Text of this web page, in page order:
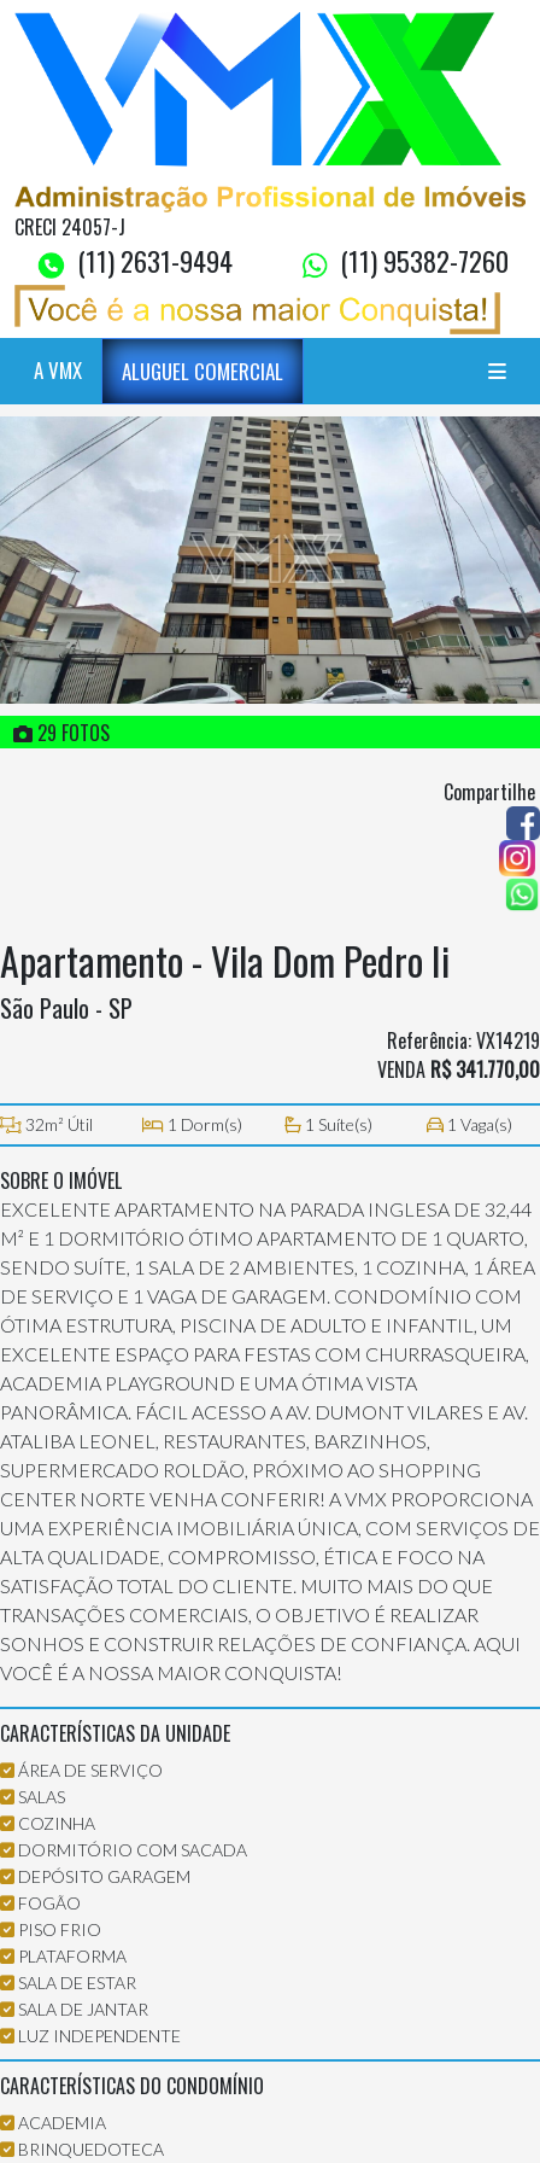
CRECI 24057-J
(11) 2631-9494 (11) 95382-7260
A VMX ALUGUEL COMERCIAL
29 FOTOS
Compartilhe
Apartamento - Vila Dom Pedro Ii
São Paulo - SP
Referência: VX14219
VENDA R$ 341.770,00
32m² Útil 1 Dorm(s) 1 Suíte(s) 1 Vaga(s)
SOBRE O IMÓVEL
EXCELENTE APARTAMENTO NA PARADA INGLESA DE 32,44
M² E 1 DORMITÓRIO ÓTIMO APARTAMENTO DE 1 QUARTO,
SENDO SUÍTE, 1 SALA DE 2 AMBIENTES, 1 COZINHA, 1 ÁREA
DE SERVIÇO E 1 VAGA DE GARAGEM. CONDOMÍNIO COM
ÓTIMA ESTRUTURA, PISCINA DE ADULTO E INFANTIL, UM
EXCELENTE ESPAÇO PARA FESTAS COM CHURRASQUEIRA,
ACADEMIA PLAYGROUND E UMA ÓTIMA VISTA
PANORÂMICA. FÁCIL ACESSO A AV. DUMONT VILARES E AV.
ATALIBA LEONEL, RESTAURANTES, BARZINHOS,
SUPERMERCADO ROLDÃO, PRÓXIMO AO SHOPPING
CENTER NORTE VENHA CONFERIR! A VMX PROPORCIONA
UMA EXPERIÊNCIA IMOBILIÁRIA ÚNICA, COM SERVIÇOS DE
ALTA QUALIDADE, COMPROMISSO, ÉTICA E FOCO NA
SATISFAÇÃO TOTAL DO CLIENTE. MUITO MAIS DO QUE
TRANSAÇÕES COMERCIAIS, O OBJETIVO É REALIZAR
SONHOS E CONSTRUIR RELAÇÕES DE CONFIANÇA. AQUI
VOCÊ É A NOSSA MAIOR CONQUISTA!
CARACTERÍSTICAS DA UNIDADE
ÁREA DE SERVIÇO
SALAS
COZINHA
DORMITÓRIO COM SACADA
DEPÓSITO GARAGEM
FOGÃO
PISO FRIO
PLATAFORMA
SALA DE ESTAR
SALA DE JANTAR
LUZ INDEPENDENTE
CARACTERÍSTICAS DO CONDOMÍNIO
ACADEMIA
BRINQUEDOTECA